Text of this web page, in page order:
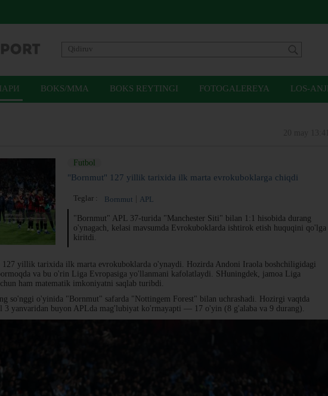
BOKS/MMA BOKS REYTINGI FOTOGALEREYA LOS-
Futbol
"Bornmut" 127 yillik tarixida ilk marta evrokuboklarga chiqdi
Teglar : Bornmut APL
"Bornmut" APL 37-turida "Manchester Siti" bilan 1:1 hisobida durang
o'ynagach, kelasi mavsumda Evrokuboklarda ishtirok etish huquqini qo'lga
kiritdi.
yillik tarixida ilk marta evrokuboklarda o'ynaydi. Hozirda Andoni Iraola boshchiligidagi
va bu o'rin Liga Evropasiga yo'llanmani kafolatlaydi. SHuningdek, jamoa Liga
ham matematik imkoniyatni saqlab turibdi.
so'nggi o'yinida "Bornmut" safarda "Nottingem Forest" bilan uchrashadi. Hozirgi vaqtda
3 yanvaridan buyon APLda mag'lubiyat ko'rmayapti — 17 o'yin (8 g'alaba va 9 durang).